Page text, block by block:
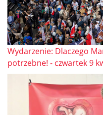
Wydarzenie: Dlaczego
potrzebne! - czwartek 9